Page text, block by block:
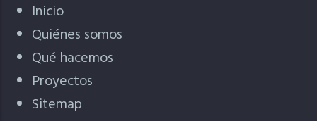
Inicio
Quiénes somos
Qué hacemos
Proyectos
Sitemap